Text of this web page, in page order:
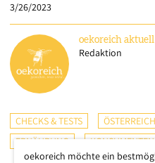
3/26/2023
oekoreich aktuell
Redaktion
CHECKS & TESTS ÖSTERREICH
ERNÄHRUNG
oekoreich möchte ein